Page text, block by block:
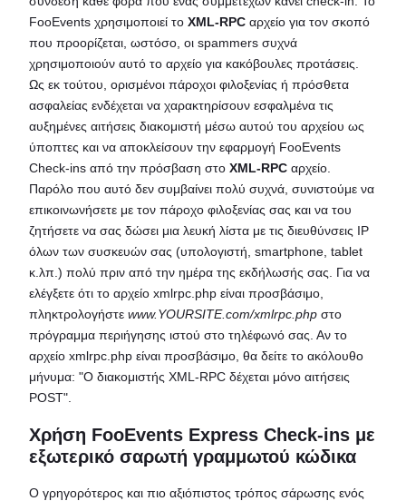
FooEvents χρησιμοποιεί το XML-RPC αρχείο για τον σκοπό
που προορίζεται, ωστόσο, οι spammers συχνά
χρησιμοποιούν αυτό το αρχείο για κακόβουλες προτάσεις.
Ως εκ τούτου, ορισμένοι πάροχοι φιλοξενίας ή πρόσθετα
ασφαλείας ενδέχεται να χαρακτηρίσουν εσφαλμένα τις
αυξημένες αιτήσεις διακομιστή μέσω αυτού του αρχείου ως
ύποπτες και να αποκλείσουν την εφαρμογή FooEvents
Check-ins από την πρόσβαση στο XML-RPC αρχείο.
Παρόλο που αυτό δεν συμβαίνει πολύ συχνά, συνιστούμε να
επικοινωνήσετε με τον πάροχο φιλοξενίας σας και να του
ζητήσετε να σας δώσει μια λευκή λίστα με τις διευθύνσεις IP
όλων των συσκευών σας (υπολογιστή, smartphone, tablet
κ.λπ.) πολύ πριν από την ημέρα της εκδήλωσής σας. Για να
ελέγξετε ότι το αρχείο xmlrpc.php είναι προσβάσιμο,
πληκτρολογήστε www.YOURSITE.com/xmlrpc.php στο
πρόγραμμα περιήγησης ιστού στο τηλέφωνό σας. Αν το
αρχείο xmlrpc.php είναι προσβάσιμο, θα δείτε το ακόλουθο
μήνυμα: "Ο διακομιστής XML-RPC δέχεται μόνο αιτήσεις
POST".
Χρήση FooEvents Express Check-ins με
εξωτερικό σαρωτή γραμμωτού κώδικα
Ο γρηγορότερος και πιο αξιόπιστος τρόπος σάρωσης ενός